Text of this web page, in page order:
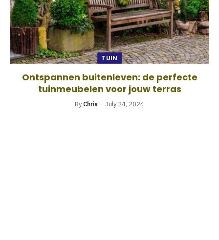
TUIN
Ontspannen buitenleven: de perfecte
tuinmeubelen voor jouw terras
By Chris July 24, 2024